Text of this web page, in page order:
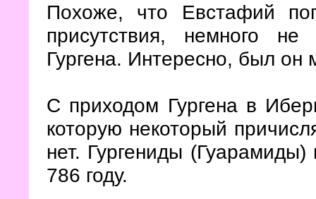
Похоже, что Евстафий
присутствия, немного
Гургена. Интересно, был
С приходом Гургена в
которую некоторый
нет. Гургениды
786 году.